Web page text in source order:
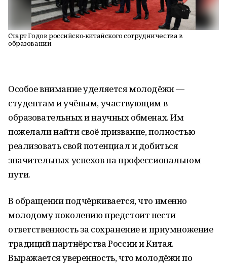
Старт Годов российско-китайского сотрудничества в
образовании
Особое внимание уделяется молодёжи —
студентам и учёным, участвующим в
образовательных и научных обменах. Им
пожелали найти своё призвание, полностью
реализовать свой потенциал и добиться
значительных успехов на профессиональном
пути.
В обращении подчёркивается, что именно
молодому поколению предстоит нести
ответственность за сохранение и приумножение
традиций партнёрства России и Китая.
Выражается уверенность, что молодёжи по